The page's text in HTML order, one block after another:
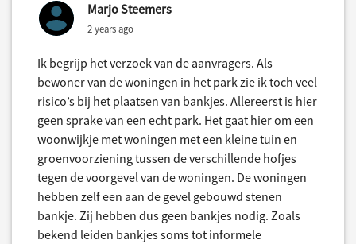
Marjo Steemers
2 years ago
Ik begrijp het verzoek van de aanvragers. Als
bewoner van de woningen in het park zie ik toch veel
risico’s bij het plaatsen van bankjes. Allereerst is hier
geen sprake van een echt park. Het gaat hier om een
woonwijkje met woningen met een kleine tuin en
groenvoorziening tussen de verschillende hofjes
tegen de voorgevel van de woningen. De woningen
hebben zelf een aan de gevel gebouwd stenen
bankje. Zij hebben dus geen bankjes nodig. Zoals
bekend leiden bankjes soms tot informele